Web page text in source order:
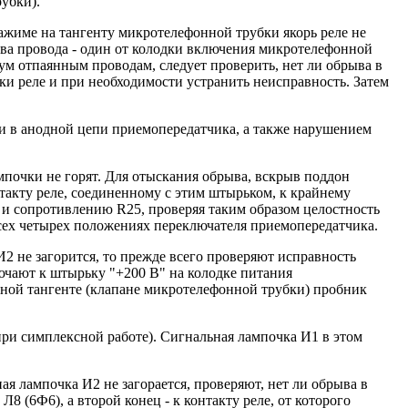
на тангенту микротелефонной трубки якорь реле не
провода - один от колодки включения микротелефонной
отпаянным проводам, следует проверить, нет ли обрыва в
реле и при необходимости устранить неисправность. Затем
в анодной цепи приемопередатчика, а также нарушением
не горят. Для отыскания обрыва, вскрыв поддон
реле, соединенному с этим штырьком, к крайнему
сопротивлению R25, проверяя таким образом целостность
четырех положениях переключателя приемопередатчика.
загорится, то прежде всего проверяют исправность
к штырьку "+200 В" на колодке питания
тангенте (клапане микротелефонной трубки) пробник
симплексной работе). Сигнальная лампочка И1 в этом
лампочка И2 не загорается, проверяют, нет ли обрыва в
(6Ф6), а второй конец - к контакту реле, от которого